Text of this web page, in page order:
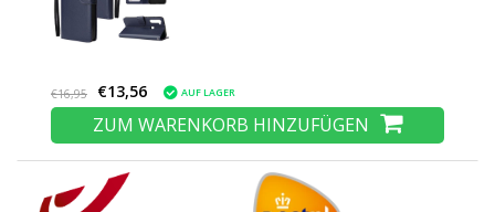
€16,95 €13,56 AUF LAGER
ZUM WARENKORB HINZUFÜGEN